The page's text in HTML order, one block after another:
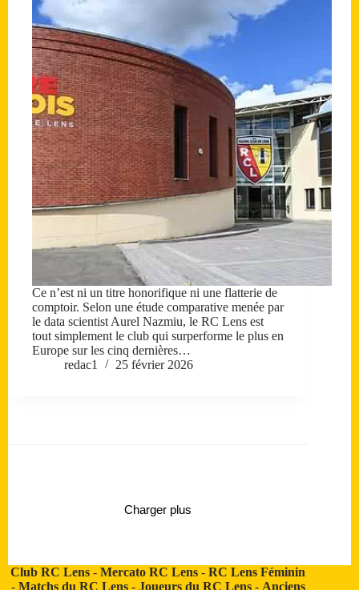
Ce n’est ni un titre honorifique ni une flatterie de
comptoir. Selon une étude comparative menée par
le data scientist Aurel Nazmiu, le RC Lens est
tout simplement le club qui surperforme le plus en
Europe sur les cinq dernières…
redac1
25 février 2026
Charger plus
Club RC Lens -Mercato RC Lens -RC Lens Féminin
- Matchs du RC Lens- Joueurs du RC Lens- Anciens